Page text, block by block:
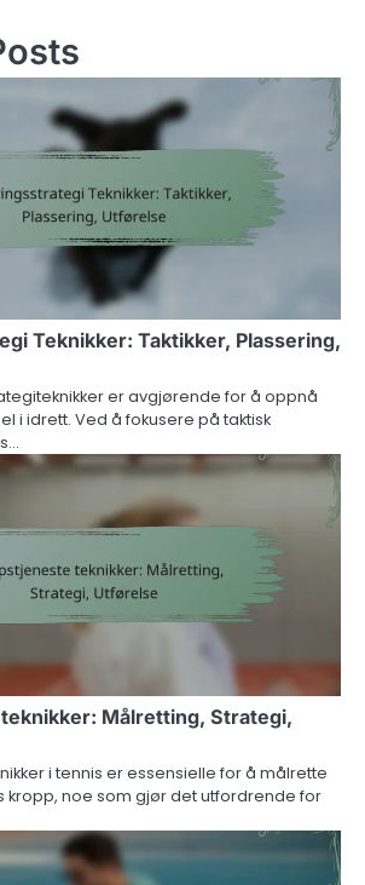
Teknikker: Taktikker, Plassering,
er avgjørende for å oppnå
i idrett. Ved å fokusere på taktisk
Målretting, Strategi,
i tennis er essensielle for å målrette
kropp, noe som gjør det utfordrende for